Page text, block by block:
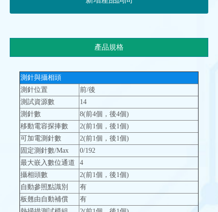
產品規格
測針與攝相頭
測針位置
前/後
測試資源數
14
測針數
8(前4個，後4個)
移動電容探捧數
2(前1個，後1個)
可加電測針數
2(前1個，後1個)
固定測針數/Max
0/192
最大嵌入數位通道
4
攝相頭數
2(前1個，後1個)
自動參照點識別
有
板翹由自動補償
有